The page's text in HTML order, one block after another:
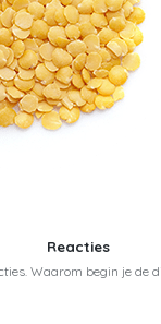
Reacties
Waarom begin je de